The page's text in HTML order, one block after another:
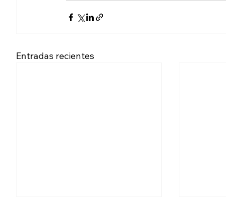
Entradas recientes